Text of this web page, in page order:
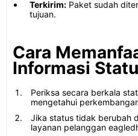
Terkirim: Paket sudah
tujuan.
Cara
Informasi
Periksa secara berkala
mengetahui
Jika status tidak berubah
layanan pelanggan